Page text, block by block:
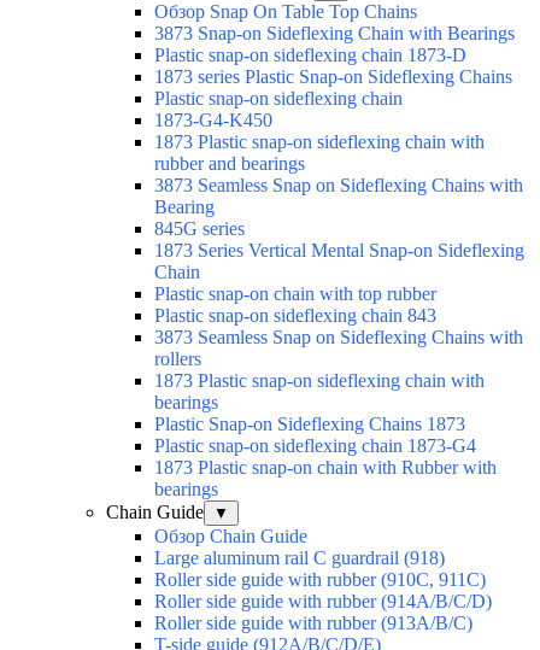
Обзор Snap On Table Top Chains
3873 Snap-on Sideflexing Chain with Bearings
Plastic snap-on sideflexing chain 1873-D
1873 series Plastic Snap-on Sideflexing Chains
Plastic snap-on sideflexing chain
1873-G4-K450
1873 Plastic snap-on sideflexing chain with
rubber and bearings
3873 Seamless Snap on Sideflexing Chains with
Bearing
845G series
1873 Series Vertical Mental Snap-on Sideflexing
Chain
Plastic snap-on chain with top rubber
Plastic snap-on sideflexing chain 843
3873 Seamless Snap on Sideflexing Chains with
rollers
1873 Plastic snap-on sideflexing chain with
bearings
Plastic Snap-on Sideflexing Chains 1873
Plastic snap-on sideflexing chain 1873-G4
1873 Plastic snap-on chain with Rubber with
bearings
Chain Guide
▼
Обзор Chain Guide
Large aluminum rail C guardrail (918)
Roller side guide with rubber (910C, 911C)
Roller side guide with rubber (914A/B/C/D)
Roller side guide with rubber (913A/B/C)
T-side guide (912A/B/C/D/E)